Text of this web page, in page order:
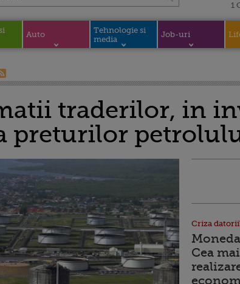
1
Auto
Tehnologie si
media
Job-uri
traderilor, in
preturilor
Criza
Cea